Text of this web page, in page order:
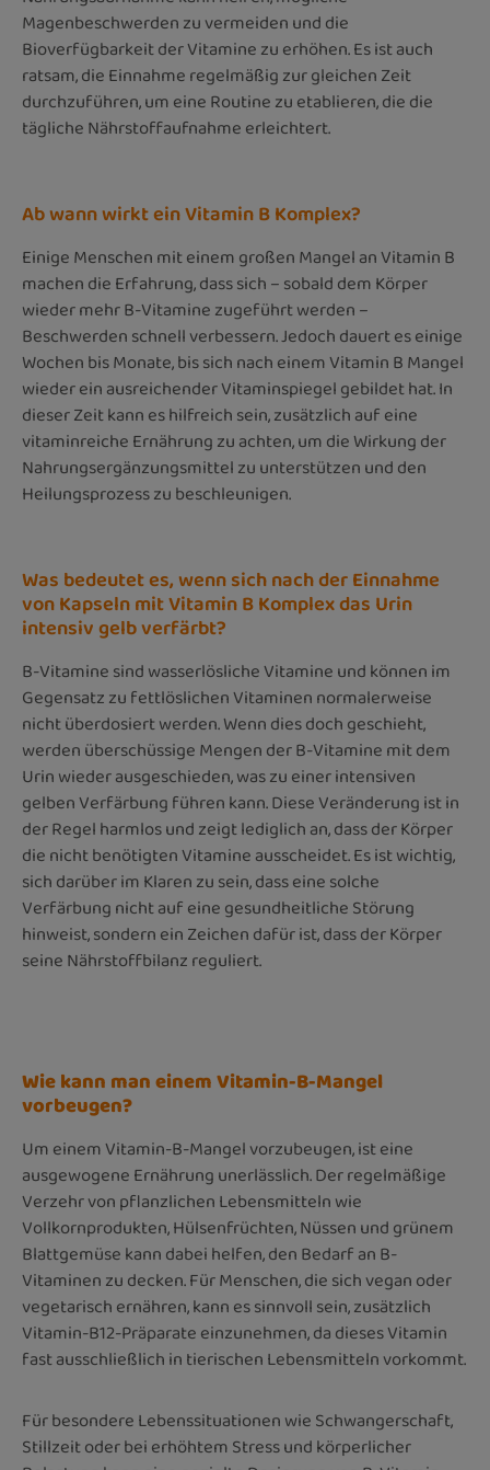
Magenbeschwerden zu vermeiden und die
Bioverfügbarkeit der Vitamine zu erhöhen. Es ist auch
ratsam, die Einnahme regelmäßig zur gleichen Zeit
durchzuführen, um eine Routine zu etablieren, die die
tägliche Nährstoffaufnahme erleichtert.
Ab wann wirkt ein Vitamin B Komplex?
Einige Menschen mit einem großen Mangel an Vitamin B
machen die Erfahrung, dass sich – sobald dem Körper
wieder mehr B-Vitamine zugeführt werden –
Beschwerden schnell verbessern. Jedoch dauert es einige
Wochen bis Monate, bis sich nach einem Vitamin B Mangel
wieder ein ausreichender Vitaminspiegel gebildet hat.In
dieser Zeit kann es hilfreich sein, zusätzlich auf eine
vitaminreiche Ernährung zu achten, um die Wirkung der
Nahrungsergänzungsmittel zu unterstützen und den
Heilungsprozess zu beschleunigen.
Was bedeutet es, wenn sich nach der Einnahme
von Kapseln mit Vitamin B Komplex das Urin
intensiv gelb verfärbt?
B-Vitamine sind wasserlösliche Vitamine und können im
Gegensatz zu fettlöslichen Vitaminen normalerweise
nicht überdosiert werden. Wenn dies doch geschieht,
werden überschüssige Mengen der B-Vitamine mit dem
Urin wieder ausgeschieden,was zu einer intensiven
gelben Verfärbung führen kann. Diese Veränderung ist in
der Regel harmlos und zeigt lediglich an, dass der Körper
die nicht benötigten Vitamine ausscheidet. Es ist wichtig,
sich darüber im Klaren zu sein, dass eine solche
Verfärbung nicht auf eine gesundheitliche Störung
hinweist, sondern ein Zeichen dafür ist, dass der Körper
seine Nährstoffbilanz reguliert.
Wie kann man einem Vitamin-B-Mangel
vorbeugen?
Um einem Vitamin-B-Mangel vorzubeugen, ist eine
ausgewogene Ernährung unerlässlich. Der regelmäßige
Verzehr von pflanzlichen Lebensmitteln wie
Vollkornprodukten, Hülsenfrüchten, Nüssen und grünem
Blattgemüse kann dabei helfen, den Bedarf an B-
Vitaminen zu decken. Für Menschen, die sich vegan oder
vegetarisch ernähren, kann es sinnvoll sein, zusätzlich
Vitamin-B12-Präparate einzunehmen, da dieses Vitamin
fast ausschließlich in tierischen Lebensmitteln vorkommt.
Für besondere Lebenssituationen wie Schwangerschaft,
Stillzeit oder bei erhöhtem Stress und körperlicher